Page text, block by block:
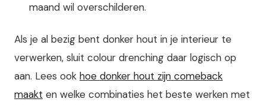
maand wil overschilderen.
Als je al bezig bent donker hout in je interieur te
verwerken, sluit colour drenching daar logisch op
aan. Lees ook hoe donker hout zijn comeback
maakt en welke combinaties het beste werken met